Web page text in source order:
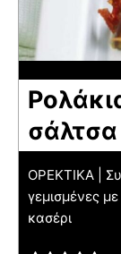
σάλτσα
ΟΡΕΚΤΙΚΑ |
γεμισμένες
κασέρι